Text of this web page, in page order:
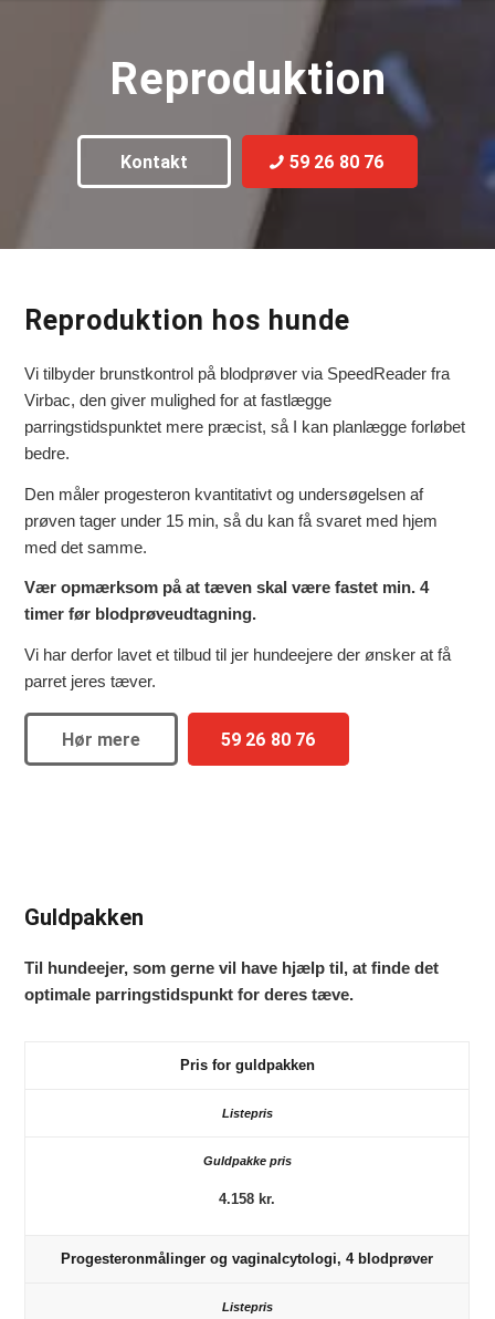
Reproduktion
Kontakt 59 26 80 76
Reproduktion hos hunde
Vi tilbyder brunstkontrol på blodprøver via SpeedReader fra
Virbac, den giver mulighed for at fastlægge
parringstidspunktet mere præcist, så I kan planlægge forløbet
bedre.
Den måler progesteron kvantitativt og undersøgelsen af
prøven tager under 15 min, så du kan få svaret med hjem
med det samme.
Vær opmærksom på at tæven skal være fastet min. 4
timer før blodprøveudtagning.
Vi har derfor lavet et tilbud til jer hundeejere der ønsker at få
parret jeres tæver.
Hør mere 59 26 80 76
Guldpakken
Til hundeejer, som gerne vil have hjælp til, at finde det
optimale parringstidspunkt for deres tæve.
Pris for guldpakken
4.158 kr.
Progesteronmålinger og vaginalcytologi, 4 blodprøver